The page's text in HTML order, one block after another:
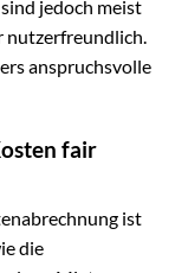
jedoch meist
nutzerfreundlich.
anspruchsvolle
fair
ist
die